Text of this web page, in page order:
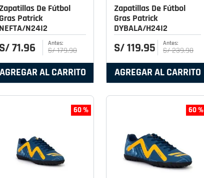
De Fútbol
Gras Patrick
NEFTA/N24I2
S/71.96 S/179.90
AGREGAR AL CARRITO
Zapatillas De Fútbol
Gras Patrick
DYBALA/H24I2
S/119.95 S/239.90
AGREGAR AL CARRITO
60 % 60 %